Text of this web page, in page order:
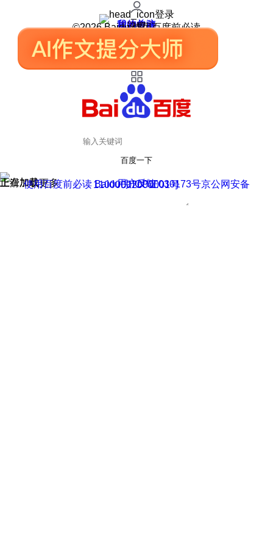
登录
我的关注
我的收藏
皮肤中心
用户反馈
设置
©2026 Baidu 使用百度前必读
百度一下
正在加载
上滑加载更多 用户反馈
使用百度前必读 Baidu 京ICP证030173号
京公网安备11000002000001号